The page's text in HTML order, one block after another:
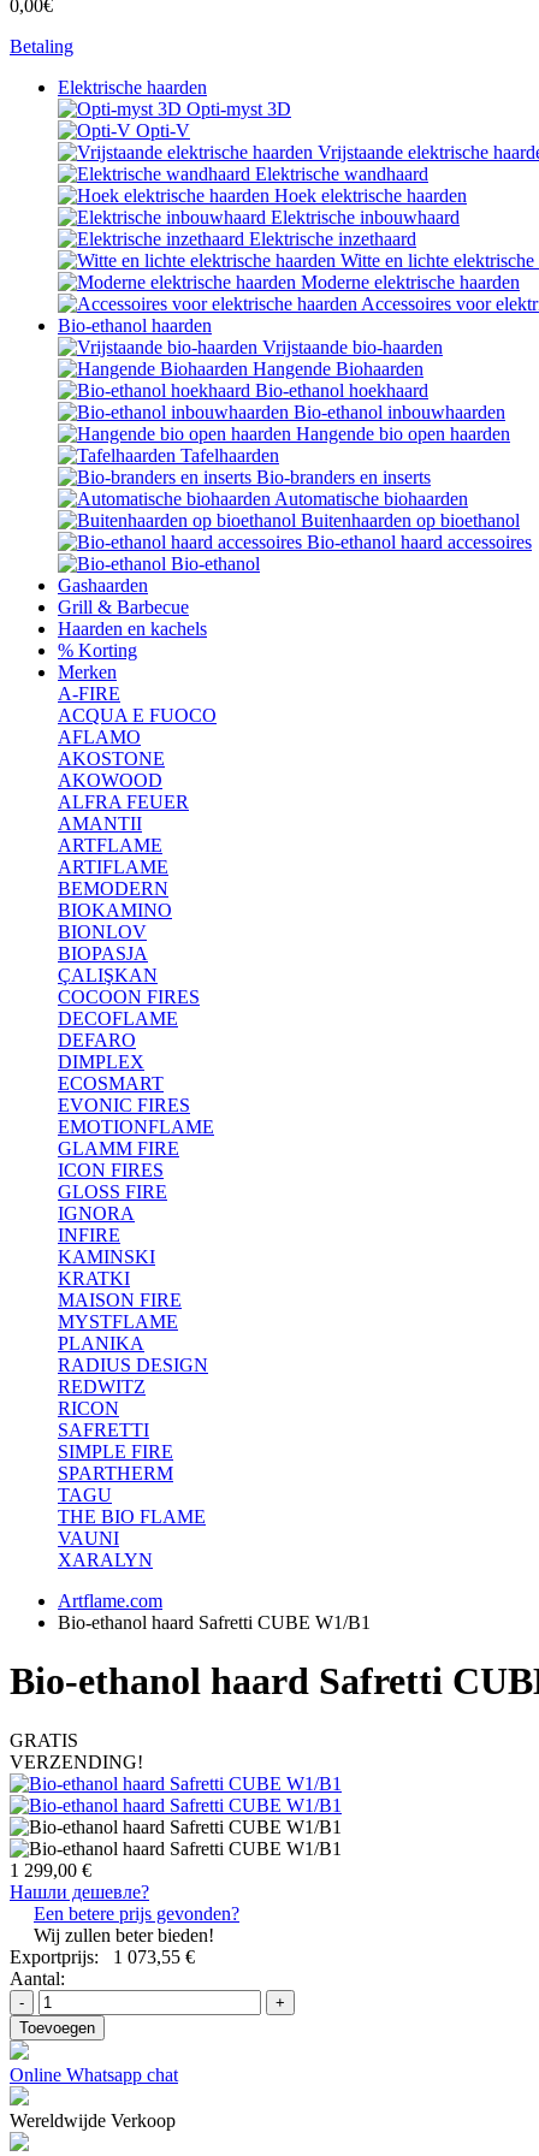
0,00€
Betaling
Elektrische haarden
Opti-myst 3D
Opti-V
Vrijstaande elektrische
Elektrische wandhaard
Hoek elektrische haarden
Elektrische inbouwhaard
Elektrische inzethaard
Witte en lichte elektrische
Moderne elektrische haarden
Accessoires voor
Bio-ethanol haarden
Vrijstaande bio-haarden
Hangende Biohaarden
Bio-ethanol hoekhaard
Bio-ethanol inbouwhaarden
Hangende bio open haarden
Tafelhaarden
Bio-branders en inserts
Automatische biohaarden
Buitenhaarden op bioethanol
Bio-ethanol haard accessoires
Bio-ethanol
Gashaarden
Grill & Barbecue
Haarden en kachels
% Korting
Merken
A-FIRE
ACQUA E FUOCO
AFLAMO
AKOSTONE
AKOWOOD
ALFRA FEUER
AMANTII
ARTFLAME
ARTIFLAME
BEMODERN
BIOKAMINO
BIONLOV
BIOPASJA
ÇALIŞKAN
COCOON FIRES
DECOFLAME
DEFARO
DIMPLEX
ECOSMART
EVONIC FIRES
EMOTIONFLAME
GLAMM FIRE
ICON FIRES
GLOSS FIRE
IGNORA
INFIRE
KAMINSKI
KRATKI
MAISON FIRE
MYSTFLAME
PLANIKA
RADIUS DESIGN
REDWITZ
RICON
SAFRETTI
SIMPLE FIRE
SPARTHERM
TAGU
THE BIO FLAME
VAUNI
XARALYN
Artflame.com
Bio-ethanol haard Safretti CUBE W1/B1
Bio-ethanol haard Safretti
GRATIS
VERZENDING!
1 299,00 €
Нашли дешевле?
Een betere prijs gevonden?
Wij zullen beter bieden!
Exportprijs:
1 073,55 €
Aantal:
-
+
Toevoegen
Online Whatsapp chat
Wereldwijde Verkoop